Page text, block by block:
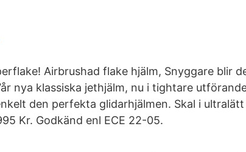
Airbrushad flake hjälm, Snyggare blir
nya klassiska jethjälm, nu i tightare
den perfekta glidarhjälmen. Skal i
Kr. Godkänd enl ECE 22-05.